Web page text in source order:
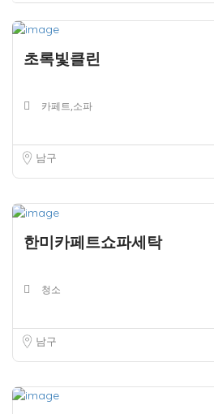
초록빛클린
카페트,소파
남구
한미카페트쇼파세탁
청소
남구